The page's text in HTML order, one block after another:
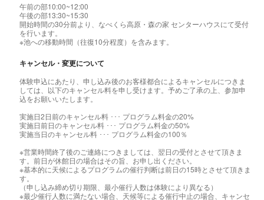
午前の部10:00~12:00
午後の部13:30~15:30
開始時間の30分前より、なべくら高原・森の家 センターハウスにて受付
を行います。
※池への移動時間（往復10分程度）を含みます。
キャンセル・変更について
体験申込にあたり、申し込み後のお客様都合によるキャンセルにつきま
しては、以下のキャンセル料を申し受けます。予めご了承の上、参加申
込をお願いいたします。
実施日2日前のキャンセル料 ･･･ プログラム料金の20%
実施日前日のキャンセル料 ･･･ プログラム料金の50%
実施当日のキャンセル料 ･･･ プログラム料金の100％
※営業時間終了後のご連絡につきましては、翌日の受付とさせて頂きま
す。前日が休館日の場合はその旨、お申し出ください。
※基本的に天候によるプログラムの催行判断は前日の15時とさせて頂きま
す。
（申し込み締め切り期限、最小催行人数は体験により異なる）
※最少催行人数に満たない場合、天候等による催行中止の場合、キャンセ